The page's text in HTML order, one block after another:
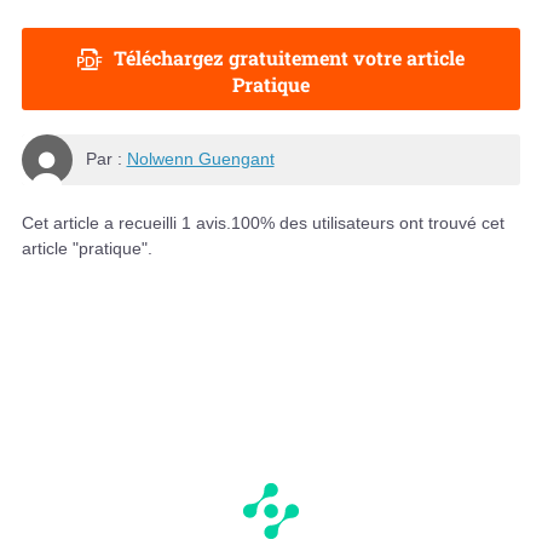
Téléchargez gratuitement votre article
Pratique
Par : Nolwenn Guengant
Cet article a recueilli 1 avis. 100% des utilisateurs ont trouvé cet
article "pratique".